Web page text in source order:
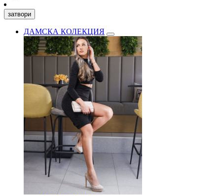
затвори
ДАМСКА КОЛЕКЦИЯ